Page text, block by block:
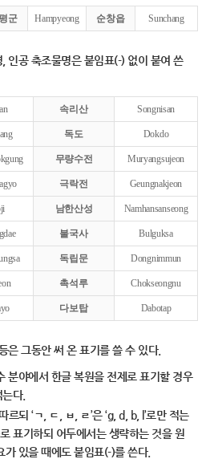
군 Hampyeong 순창읍 Sunchang
인공 축조물명은 붙임표(-) 없이 붙여 쓴
속리산 Songnisan
독도 Dokdo
무량수전 Muryangsujeon
극락전 Geungnakjeon
남한산성 Namhansanseong
불국사 Bulguksa
독립문 Dongnimmun
촉석루 Chokseongnu
다보탑 Dabotap
은 그동안 써 온 표기를 쓸 수 있다.
분야에서 한글 복원을 전제로 표기할 경우
다.
되 ‘ㄱ, ㄷ, ㅂ, ㄹ’은 ‘g, d, b, l’로만 적는
표기하되 어두에서는 생략하는 것을 원
있을 때에도 붙임표(-)를 쓴다.